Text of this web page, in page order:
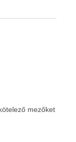
mezőket